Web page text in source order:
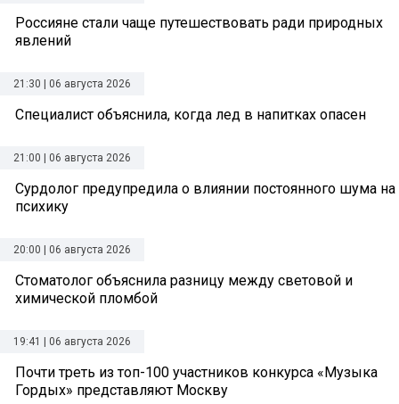
Россияне стали чаще путешествовать ради природных
явлений
21:30 | 06 августа 2026
Специалист объяснила, когда лед в напитках опасен
21:00 | 06 августа 2026
Сурдолог предупредила о влиянии постоянного шума на
психику
20:00 | 06 августа 2026
Стоматолог объяснила разницу между световой и
химической пломбой
19:41 | 06 августа 2026
Почти треть из топ-100 участников конкурса «Музыка
Гордых» представляют Москву